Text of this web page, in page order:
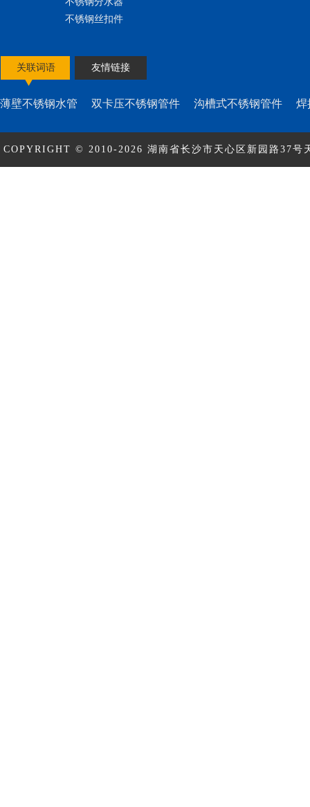
不锈钢丝扣件
关联词语 友情链接
薄壁不锈钢水管 双卡压不锈钢管件 沟槽式不锈钢管件 焊
COPYRIGHT © 2010-2026 湖南省长沙市天心区新园路37